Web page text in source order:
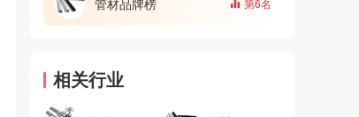
相关行业